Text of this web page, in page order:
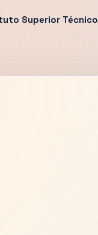
Superior Técnico